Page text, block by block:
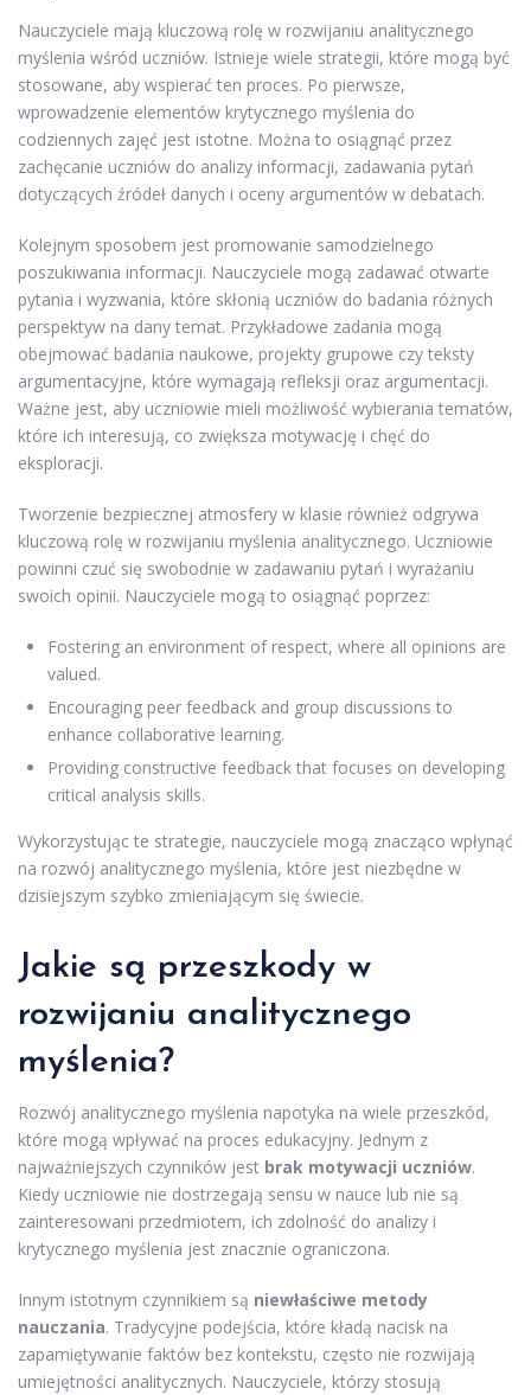
Nauczyciele mają kluczową rolę w rozwijaniu analitycznego
myślenia wśród uczniów. Istnieje wiele strategii, które mogą być
stosowane, aby wspierać ten proces. Po pierwsze,
wprowadzenie elementów krytycznego myślenia do
codziennych zajęć jest istotne. Można to osiągnąć przez
zachęcanie uczniów do analizy informacji, zadawania pytań
dotyczących źródeł danych i oceny argumentów w debatach.
Kolejnym sposobem jest promowanie samodzielnego
poszukiwania informacji. Nauczyciele mogą zadawać otwarte
pytania i wyzwania, które skłonią uczniów do badania różnych
perspektyw na dany temat. Przykładowe zadania mogą
obejmować badania naukowe, projekty grupowe czy teksty
argumentacyjne, które wymagają refleksji oraz argumentacji.
Ważne jest, aby uczniowie mieli możliwość wybierania tematów,
które ich interesują, co zwiększa motywację i chęć do
eksploracji.
Tworzenie bezpiecznej atmosfery w klasie również odgrywa
kluczową rolę w rozwijaniu myślenia analitycznego. Uczniowie
powinni czuć się swobodnie w zadawaniu pytań i wyrażaniu
swoich opinii. Nauczyciele mogą to osiągnąć poprzez:
Fostering an environment of respect, where all opinions are
valued.
Encouraging peer feedback and group discussions to
enhance collaborative learning.
Providing constructive feedback that focuses on developing
critical analysis skills.
Wykorzystując te strategie, nauczyciele mogą znacząco wpłynąć
na rozwój analitycznego myślenia, które jest niezbędne w
dzisiejszym szybko zmieniającym się świecie.
Jakie są przeszkody w
rozwijaniu analitycznego
myślenia?
Rozwój analitycznego myślenia napotyka na wiele przeszkód,
które mogą wpływać na proces edukacyjny. Jednym z
najważniejszych czynników jest brak motywacji uczniów.
Kiedy uczniowie nie dostrzegają sensu w nauce lub nie są
zainteresowani przedmiotem, ich zdolność do analizy i
krytycznego myślenia jest znacznie ograniczona.
Innym istotnym czynnikiem są niewłaściwe metody
nauczania. Tradycyjne podejścia, które kładą nacisk na
zapamiętywanie faktów bez kontekstu, często nie rozwijają
umiejętności analitycznych. Nauczyciele, którzy stosują